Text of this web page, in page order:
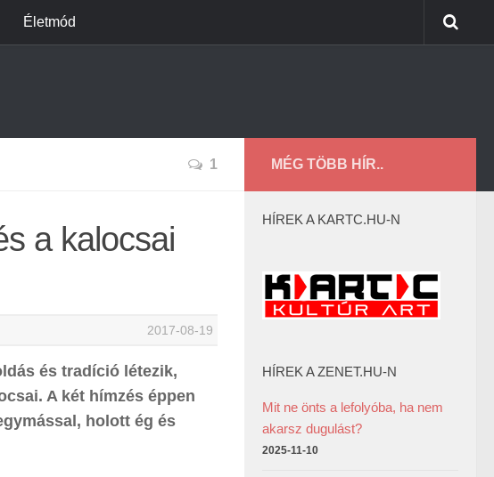
Életmód
1
a kalocsai
2017-08-19
és tradíció létezik,
A két hímzés éppen
holott ég és
MÉG TÖBB HÍR..
HÍREK A KARTC.HU-N
HÍREK A ZENET.HU-N
Mit ne önts a lefolyóba, ha nem
akarsz dugulást?
2025-11-10